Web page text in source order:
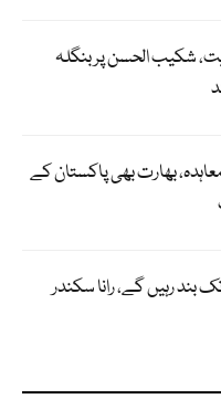
شکیب الحسن پر بنگلہ
بھارت بھی پاکستان کے
24 اگست تک بند رہیں گے، رانا سکندر